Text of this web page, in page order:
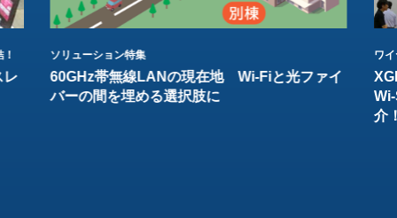
レ
ソリューション特集
60GHz帯無線LANの現在地 Wi-Fiと光ファイ
バーの間を埋める選択肢に
ワ
介